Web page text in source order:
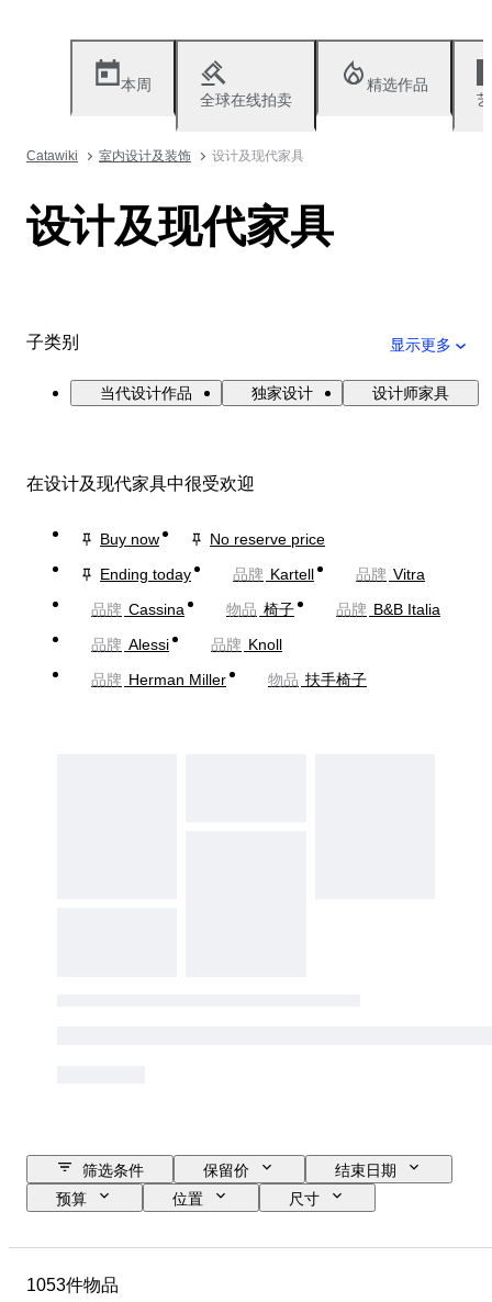
本周
全球在线拍卖
精选作品
Catawiki 室内设计及装饰 设计及现代家具
设计及现代家具
子类别 显示更多
当代设计作品 独家设计 设计师家具
在设计及现代家具中很受欢迎
Buy now
No reserve price
Ending today
品牌 Kartell 品牌 Vitra
品牌 Cassina 物品 椅子 品牌 B&B Italia
品牌 Alessi 品牌 Knoll
品牌 Herman Miller 物品 扶手椅子
筛选条件 保留价
结束日期
预算
位置
尺寸
其他
1053件物品